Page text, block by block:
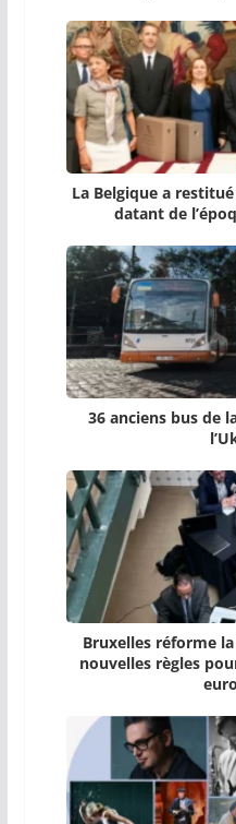
La Belgique a
datant de
36 anciens bus de
Bruxelles réforme
nouvelles règles